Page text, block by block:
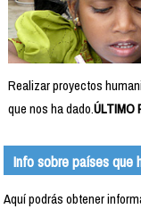
Realizar proyectos
que nos ha dado.ÚLTIMO
Info sobre países que
Aquí podrás obtener